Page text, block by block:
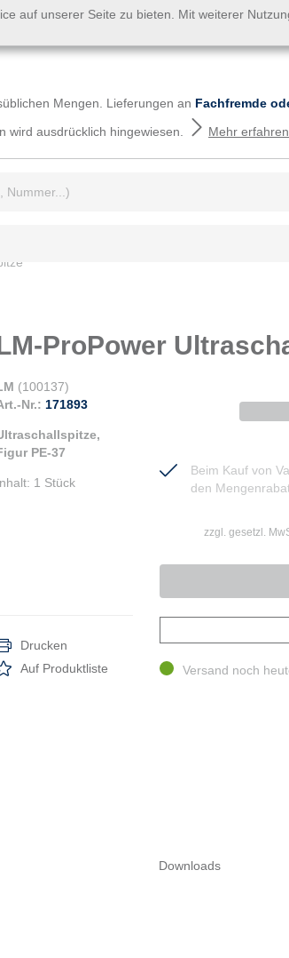
auf unserer Seite zu bieten. Mit weiterer
Mengen. Lieferungen an Fachfremde
wird ausdrücklich hingewiesen. Mehr erfahren
ProPower
Beim Kauf von
den
(100137)
Nr.: 171893
PE-37
: 1 Stück
Drucken
Auf Produktliste
zzgl. gesetzl.
Versand noch
Downloads